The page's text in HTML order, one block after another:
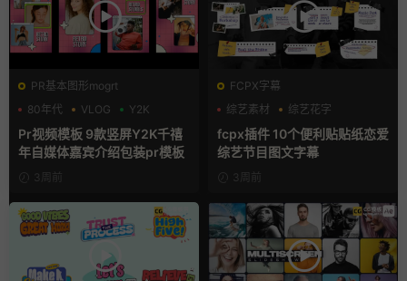
PR基本图形mogrt
80年代
VLOG Y2K
Pr视频模板 9款竖屏Y2K千禧
年自媒体嘉宾介绍包装pr模板
3周前
FCPX字幕
综艺素材
综艺花字
自媒体模板
fcpx插件 10个便利贴贴纸恋爱
综艺节目图文字幕
3周前